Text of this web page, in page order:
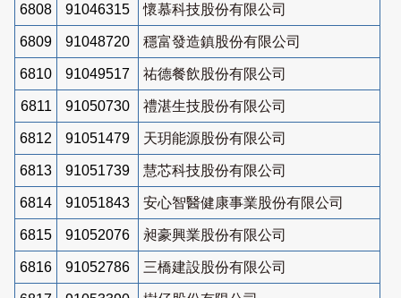
6808 91046315 懷慕科技股份有限公司
6809 91048720 穩富發造鎮股份有限公司
6810 91049517 祐德餐飲股份有限公司
6811 91050730 禮湛生技股份有限公司
6812 91051479 天玥能源股份有限公司
6813 91051739 慧芯科技股份有限公司
6814 91051843 安心智醫健康事業股份有限公司
6815 91052076 昶豪興業股份有限公司
6816 91052786 三橋建設股份有限公司